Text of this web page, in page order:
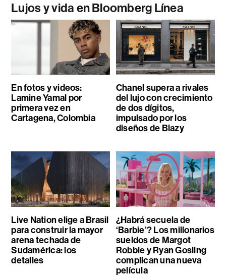
Lujos y vida en Bloomberg Línea
En fotos y videos:
Lamine Yamal por
primera vez en
Cartagena, Colombia
Chanel supera a rivales
del lujo con crecimiento
de dos dígitos,
impulsado por los
diseños de Blazy
Live Nation elige a Brasil
para construir la mayor
arena techada de
Sudamérica: los
detalles
¿Habrá secuela de
‘Barbie’? Los millonarios
sueldos de Margot
Robbie y Ryan Gosling
complican una nueva
película